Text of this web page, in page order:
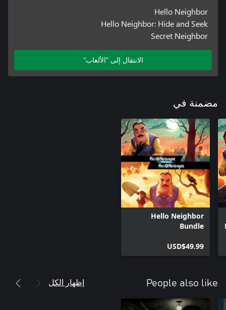
Hello Neighbor
Hello Neighbor: Hide and Seek
Secret Neighbor
الانتقال إلى "الألعاب"
مضمنة في
Hello Neighbor
Bundle
USD$49.99
People also like إظهار الكل